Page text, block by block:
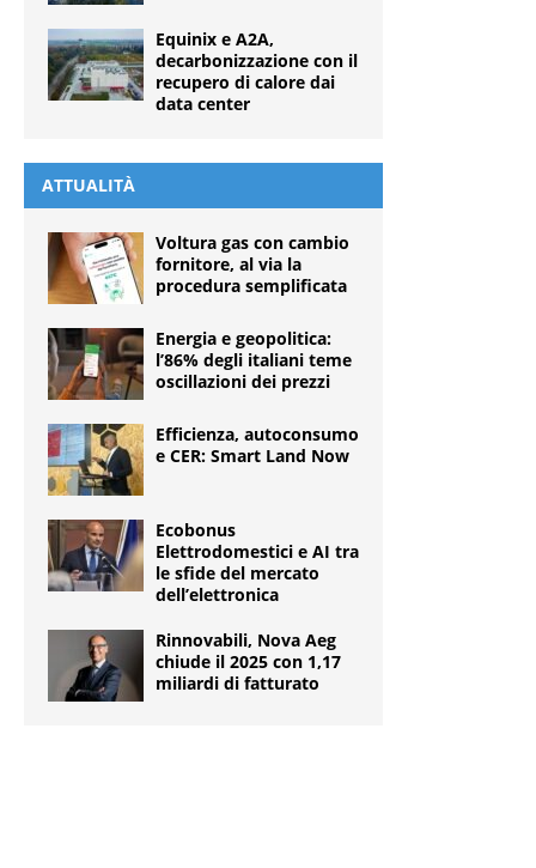
Equinix e A2A,
decarbonizzazione con il
recupero di calore dai
data center
ATTUALITÀ
Voltura gas con cambio
fornitore, al via la
procedura semplificata
Energia e geopolitica:
l’86% degli italiani teme
oscillazioni dei prezzi
Efficienza, autoconsumo
e CER: Smart Land Now
Ecobonus
Elettrodomestici e AI tra
le sfide del mercato
dell’elettronica
Rinnovabili, Nova Aeg
chiude il 2025 con 1,17
miliardi di fatturato